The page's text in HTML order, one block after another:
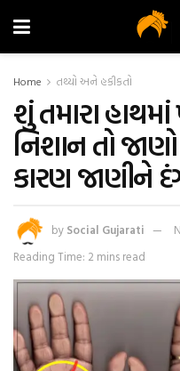
Home તથ્યો અને હકીકતો
શું તમારા
નિશાન તો
કારણ જાણીને
by Social Gujarati
Reading Time: 2 mins read